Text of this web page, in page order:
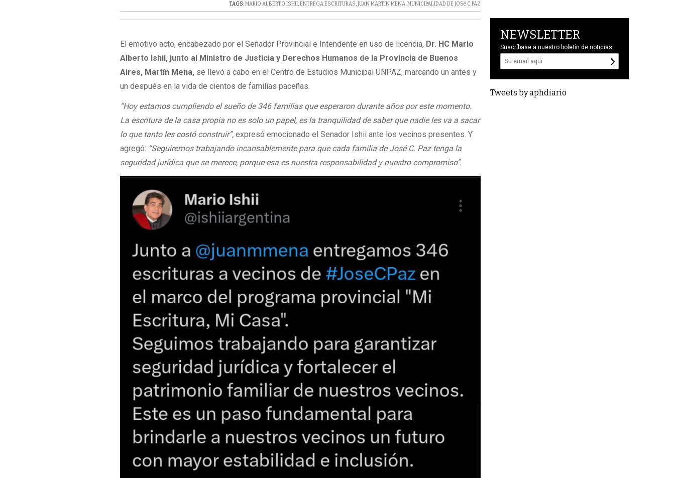
TAGS:MARIO ALBERTO ISHII,ENTREGA ESCRITURAS, JUAN MARTíN MENA,MUNICIPALIDAD DE JOSé C PAZ
El emotivo acto, encabezado por el Senador Provincial e Intendente en uso de licencia, Dr. HC Mario
Alberto Ishii, junto al Ministro de Justicia y Derechos Humanos de la Provincia de Buenos
Aires, Martín Mena, se llevó a cabo en el Centro de Estudios Municipal UNPAZ, marcando un antes y
un después en la vida de cientos de familias paceñas.
“Hoy estamos cumpliendo el sueño de 346 familias que esperaron durante años por este momento.
La escritura de la casa propia no es solo un papel, es la tranquilidad de saber que nadie les va a sacar
lo que tanto les costó construir”, expresó emocionado el Senador Ishii ante los vecinos presentes. Y
agregó: “Seguiremos trabajando incansablemente para que cada familia de José C. Paz tenga la
seguridad jurídica que se merece, porque esa es nuestra responsabilidad y nuestro compromiso".
NEWSLETTER
Suscríbase a nuestro boletín de noticias
Tweets by aphdiario